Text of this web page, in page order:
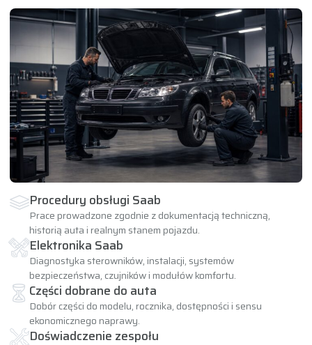
Procedury obsługi Saab
Prace prowadzone zgodnie z dokumentacją techniczną,
historią auta i realnym stanem pojazdu.
Elektronika Saab
Diagnostyka sterowników, instalacji, systemów
bezpieczeństwa, czujników i modułów komfortu.
Części dobrane do auta
Dobór części do modelu, rocznika, dostępności i sensu
ekonomicznego naprawy.
Doświadczenie zespołu